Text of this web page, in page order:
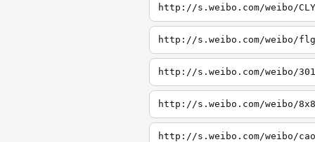
http://s.weibo.com/weibo/CLY
http://s.weibo.com/weibo/flg
http://s.weibo.com/weibo/301
http://s.weibo.com/weibo/8x8
http://s.weibo.com/weibo/cao